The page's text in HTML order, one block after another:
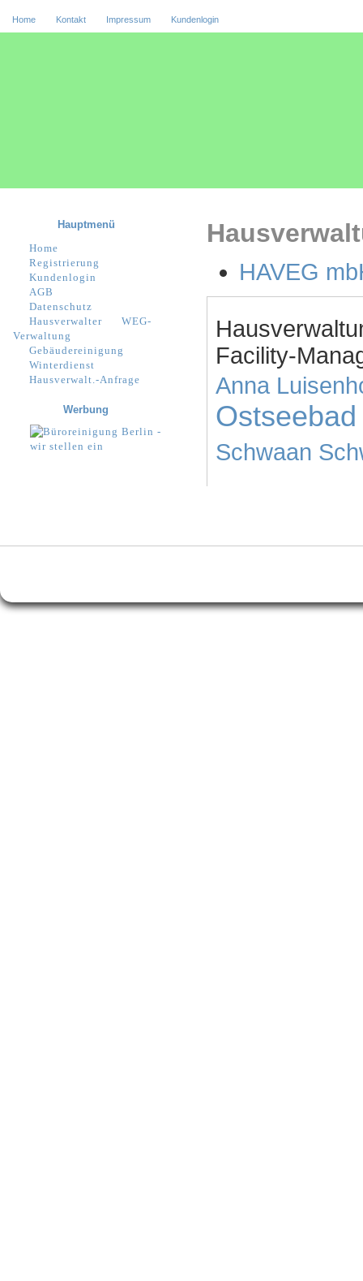
Home Kontakt Impressum Kundenlogin
HAVEG
Facility-
Anna
Schwaan
Hauptmenü
Home
Registrierung
Kundenlogin
AGB
Datenschutz
Hausverwalter
WEG-
Verwaltung
Gebäudereinigung
Winterdienst
Hausverwalt.-Anfrage
Werbung